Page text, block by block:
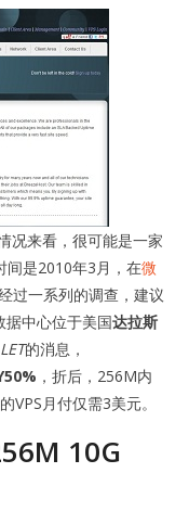
况来看，很可能是一家
间是2010年3月，在微
过一系列的调查，建议
据中心位于美国达拉斯
LET的消息，
，折后，256M内
VPS月付仅需3美元。
10G